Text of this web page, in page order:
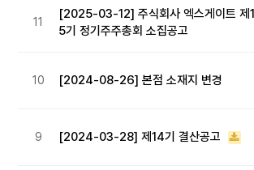
11
[2025-03-12] 주식회사 엑스게이트 제1
5기 정기주주총회 소집공고
10 [2024-08-26] 본점 소재지 변경
9 [2024-03-28] 제14기 결산공고